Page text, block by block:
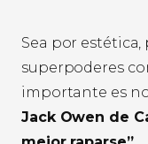
Sea por
superpoderes
importante es
Jack Owen de